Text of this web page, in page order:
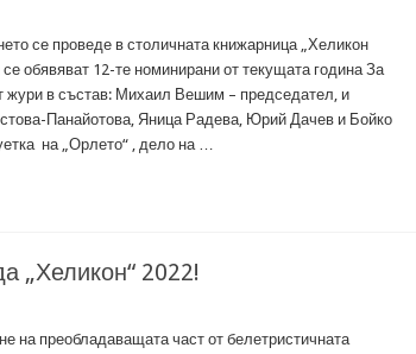
се проведе в столичната книжарница „Хеликон
обявяват 12-те номинирани от текущата година За
жури в състав: Михаил Вешим – председател, и
Панайотова, Яница Радева, Юрий Дачев и Бойко
на „Орлето“ , дело на …
„Хеликон“ 2022!
на преобладаващата част от белетристичната